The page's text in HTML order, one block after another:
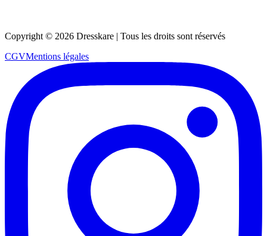
Copyright © 2026 Dresskare | Tous les droits sont réservés
CGVMentions légales